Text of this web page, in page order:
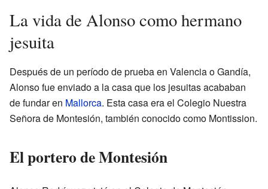
La vida de Alonso como hermano
jesuita
Después de un período de prueba en Valencia o Gandía,
Alonso fue enviado a la casa que los jesuitas acababan
de fundar en Mallorca. Esta casa era el Colegio Nuestra
Señora de Montesión, también conocido como Montission.
El portero de Montesión